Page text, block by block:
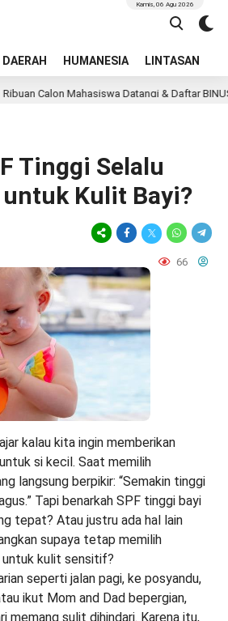
DAERAH HUMANESIA LINTASAN
Kamis, 06 Agu 2026
Mahasiswa Datangi & Daftar BINUS
Tinggi Selalu
Kulit Bayi?
66
kalau kita ingin memberikan
si kecil. Saat memilih
langsung berpikir: “Semakin tinggi
Tapi benarkah SPF tinggi bayi
tepat? Atau justru ada hal lain
supaya tetap memilih
untuk kulit sensitif?
seperti jalan pagi, ke posyandu,
ikut Mom and Dad bepergian,
memang sulit dihindari. Karena itu,